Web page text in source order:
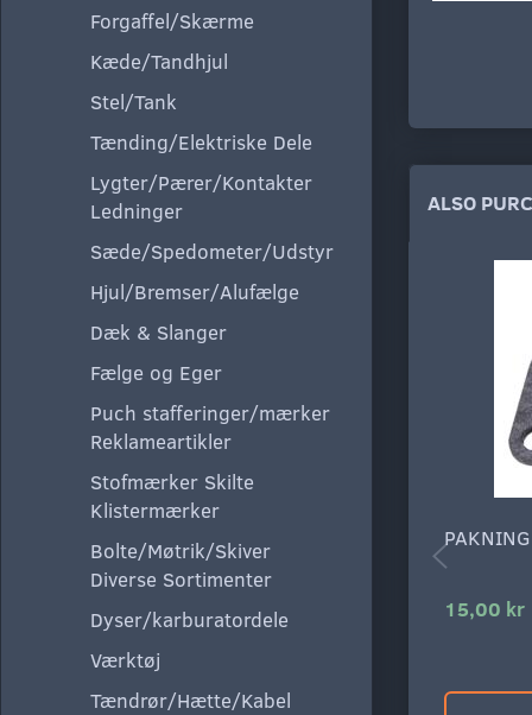
Forgaffel/Skærme
Kæde/Tandhjul
Stel/Tank
Tænding/Elektriske Dele
Lygter/Pærer/Kontakter
Ledninger
Sæde/Spedometer/Udstyr
Hjul/Bremser/Alufælge
Dæk & Slanger
Fælge og Eger
Puch stafferinger/mærker
Reklameartikler
Stofmærker Skilte
Klistermærker
Bolte/Møtrik/Skiver
Diverse Sortimenter
Dyser/karburatordele
Værktøj
Tændrør/Hætte/Kabel
ALSO
15,00 kr